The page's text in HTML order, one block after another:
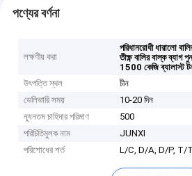
পণ্যের বর্ণনা
লক্ষণীয় করা
পরিধানরোধী ধারালো
তীক্ষ্ণ বালির বাল্ক ব্যাগ
1500 কেজি ব্যালাস্ট
উৎপত্তি স্থল
চীন
ডেলিভারি সময়
10-20 দিন
ন্যূনতম চাহিদার পরিমাণ
500
পরিচিতিমুলক নাম
JUNXI
পরিশোধের শর্ত
L/C, D/A, D/P, T/T